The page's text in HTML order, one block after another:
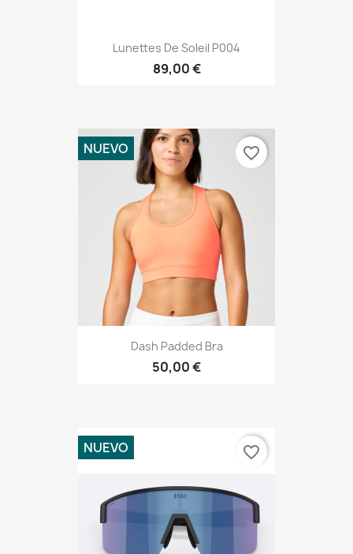
Lunettes De Soleil P004
89,00 €
Dash Padded Bra
50,00 €
NUEVO favorite_border
NUEVO favorite_border